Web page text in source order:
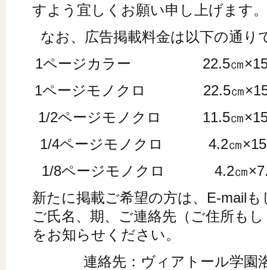
すよう宜しくお願い申し上げます。
なお、広告掲載料金は以下の通り
1ページカラー 22.5
1ページモノクロ 22.5㎝
1/2ページモノクロ 11.5
1/4ページモノクロ 4.2㎝
1/8ページモノクロ 4.2
新たに掲載ご希望の方は、E-mail
ご氏名、期、ご連絡先（ご住所も
をお知らせください。
連絡先：ヴィアトール学園